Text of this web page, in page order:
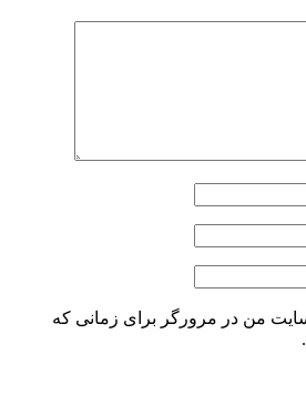
من در مرورگر برای زمانی که